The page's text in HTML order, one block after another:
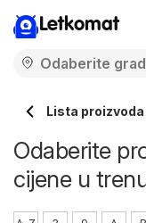
Letkomat
Lista proizvoda
Odaberite
cijene u